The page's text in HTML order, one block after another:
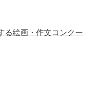
る絵画・作文コンクー